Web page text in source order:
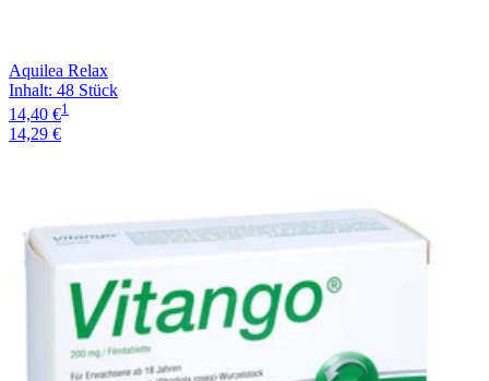
Aquilea Relax
Inhalt: 48 Stück
14,40 €1
14,29 €